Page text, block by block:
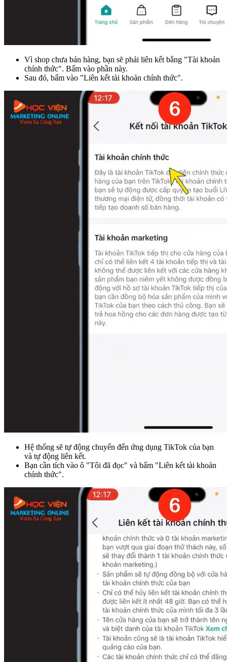
Vì shop chưa bán hàng, bạn sẽ phải liên kết bằng "Tài khoản
chính thức". Bấm vào phần này.
Sau đó, bấm vào "Liên kết tài khoản chính thức".
Hệ thống sẽ tự động chuyển đến ứng dụng TikTok của bạn
và tự động liên kết.
Bạn cần tích vào ô "Tôi đã đọc" và bấm "Liên kết tài khoản
chính thức".